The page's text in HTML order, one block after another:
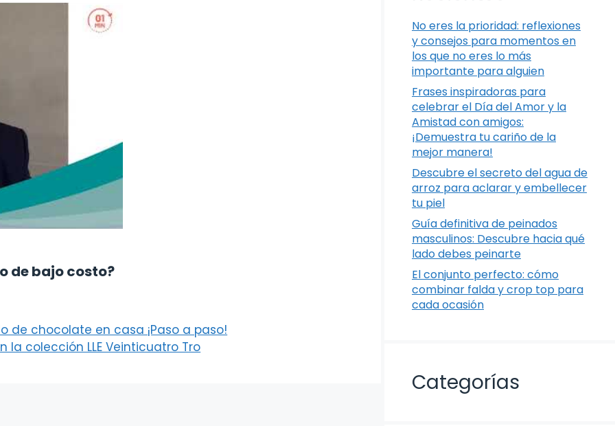
de bajo costo?
de chocolate en casa ¡Paso a paso!
colección LLE Veinticuatro Tro
No eres la prioridad: reflexiones
y consejos para momentos en
los que no eres lo más
importante para alguien
Frases inspiradoras para
celebrar el Día del Amor y la
Amistad con amigos:
¡Demuestra tu cariño de la
mejor manera!
Descubre el secreto del agua de
arroz para aclarar y embellecer
tu piel
Guía definitiva de peinados
masculinos: Descubre hacia qué
lado debes peinarte
El conjunto perfecto: cómo
combinar falda y crop top para
cada ocasión
Categorías